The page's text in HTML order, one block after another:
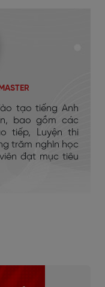
tạo tiếng Anh
bao gồm các
tiếp, Luyện thi
trăm nghìn học
đạt mục tiêu